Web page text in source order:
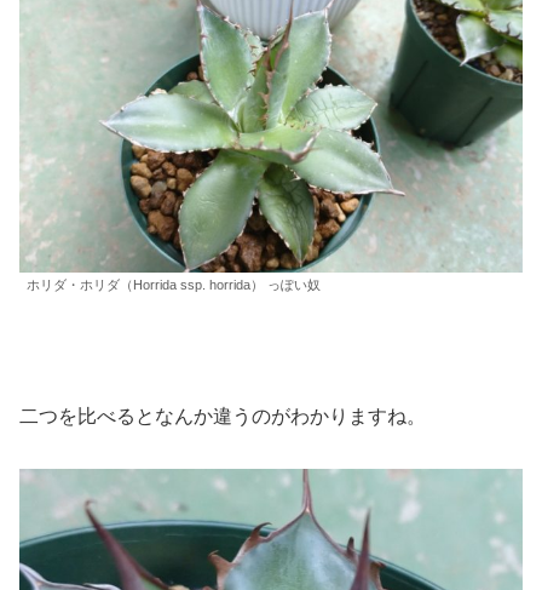
ホリダ・ホリダ（Horrida ssp. horrida） っぽい奴
二つを比べるとなんか違うのがわかりますね。